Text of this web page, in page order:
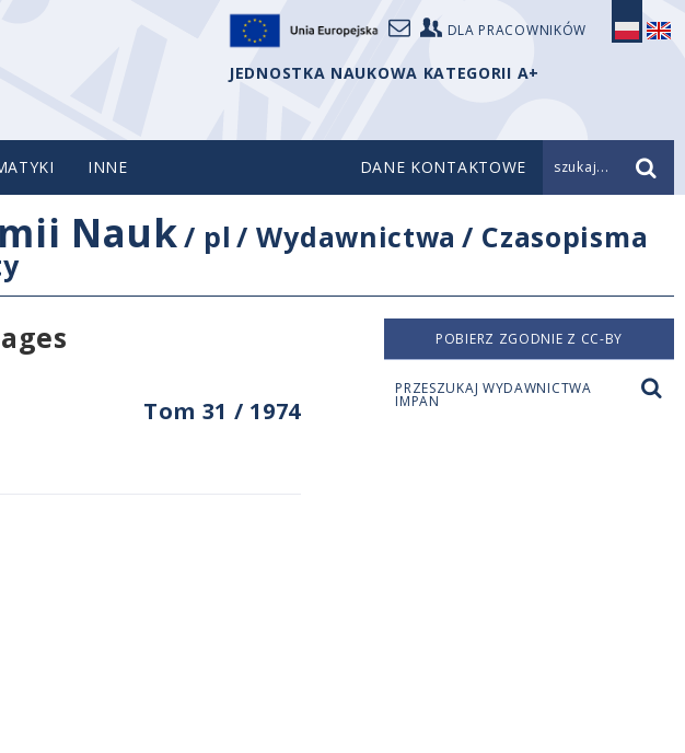
DLA PRACOWNIKÓW
JEDNOSTKA NAUKOWA KATEGORII A+
INNE DANE KONTAKTOWE szukaj...
Nauk/ pl /Wydawnictwa / Czasopisma
Tom 31 / 1974
POBIERZ ZGODNIE Z CC-BY
PRZESZUKAJ WYDAWNICTWA
IMPAN